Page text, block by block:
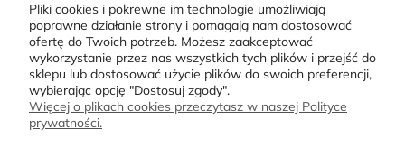
Moje konto
Płatności i dostawa
Informacje
Pliki cookies i pokrewne im technologie umożliwiają
poprawne działanie strony i pomagają nam dostosować
ofertę do Twoich potrzeb. Możesz zaakceptować
wykorzystanie przez nas wszystkich tych plików i przejść do
sklepu lub dostosować użycie plików do swoich preferencji,
wybierając opcję "Dostosuj zgody".
Więcej o plikach cookies przeczytasz w naszej Polityce
prywatności.